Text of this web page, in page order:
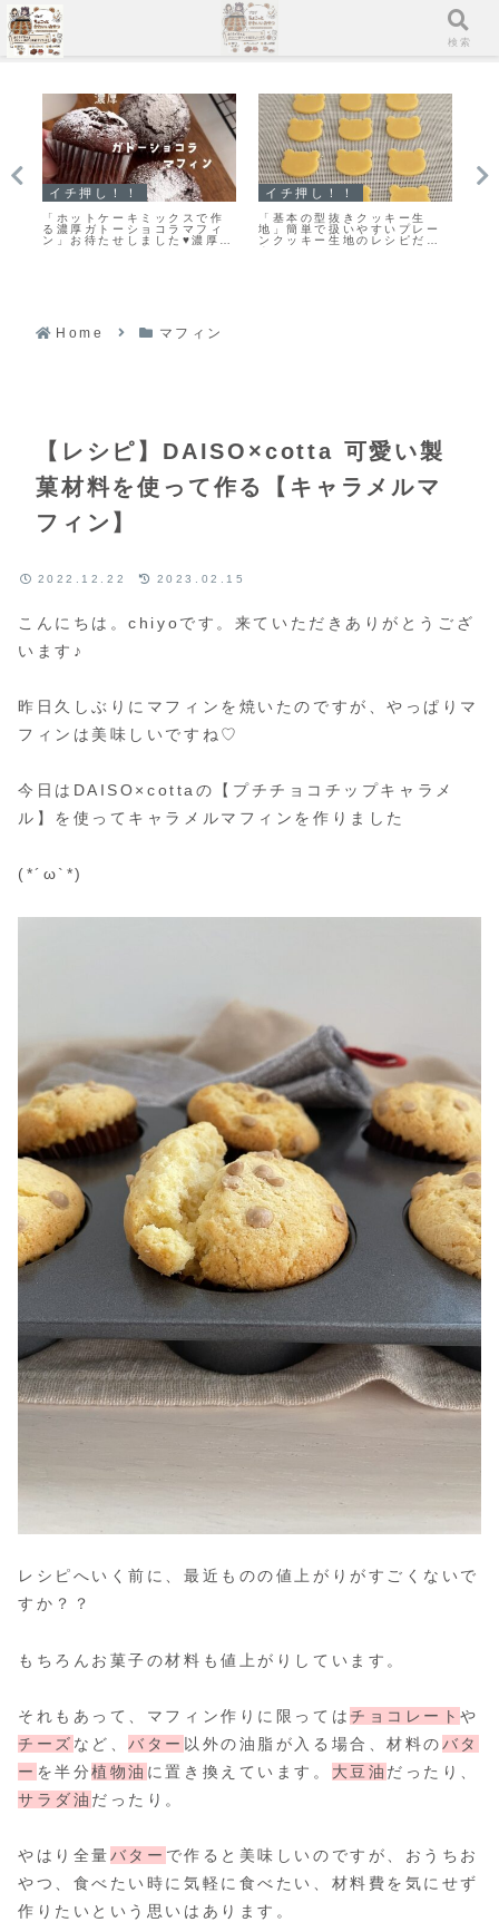
イチ押し！！
「ホットケーキミックスで作
る濃厚ガトーショコラマフィ
ン」お待たせしました♥濃厚ガ
イチ押し！！
「基本の型抜きクッキー生
地」簡単で扱いやすいプレー
ンクッキー生地のレシピだ
よ！
Home マフィン
【レシピ】DAISO×cotta 可愛い製
菓材料を使って作る【キャラメルマ
フィン】
2022.12.22 2023.02.15
こんにちは。chiyoです。来ていただきありがとうござ
います♪
昨日久しぶりにマフィンを焼いたのですが、やっぱりマ
フィンは美味しいですね♡
今日はDAISO×cottaの【プチチョコチップキャラメ
ル】を使ってキャラメルマフィンを作りました
(*´ω`*)
レシピへいく前に、最近ものの値上がりがすごくないで
すか？？
もちろんお菓子の材料も値上がりしています。
それもあって、マフィン作りに限ってはチョコレートや
チーズ など、バター 以外の油脂が入る場合、材料のバタ
ー を半分植物油 に置き換えています。 大豆油 だったり、
サラダ油 だったり。
やはり全量バター で作ると美味しいのですが、おうちお
やつ、食べたい時に気軽に食べたい、材料費を気にせず
作りたいという思いはあります。
メニュー 検索